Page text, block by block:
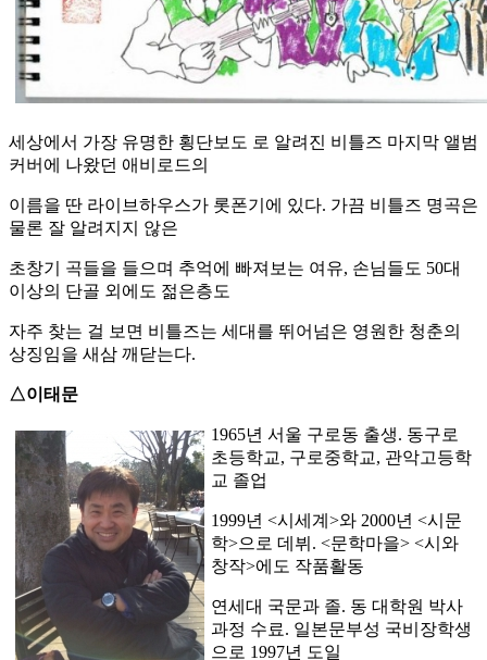
세상에서 가장 유명한 횡단보도 로 알려진 비틀즈 마지막 앨범
커버에 나왔던 애비로드의
이름을 딴 라이브하우스가 롯폰기에 있다. 가끔 비틀즈 명곡은
물론 잘 알려지지 않은
초창기 곡들을 들으며 추억에 빠져보는 여유, 손님들도 50대
이상의 단골 외에도 젊은층도
자주 찾는 걸 보면 비틀즈는 세대를 뛰어넘은 영원한 청춘의
상징임을 새삼 깨닫는다.
△이태문
1965년 서울 구로동 출생. 동구로
초등학교, 구로중학교, 관악고등학
교 졸업
1999년 <시세계>와 2000년 <시문
학>으로 데뷔. <문학마을> <시와
창작>에도 작품활동
연세대 국문과 졸. 동 대학원 박사
과정 수료. 일본문부성 국비장학생
으로 1997년 도일